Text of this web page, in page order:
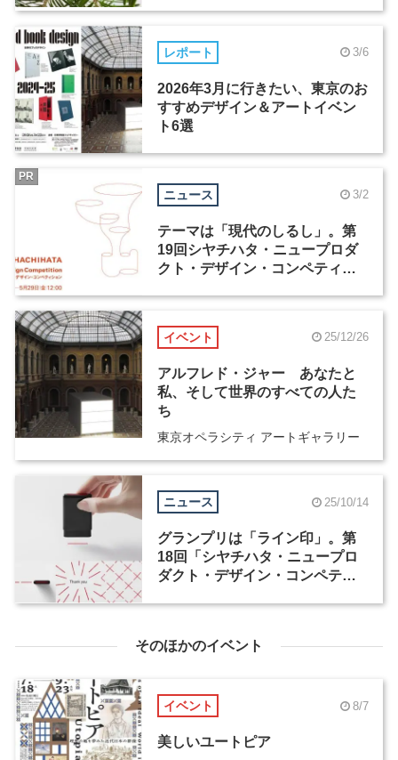
レポート 3/6
2026年3月に行きたい、東京のお
すすめデザイン＆アートイベン
ト6選
ニュース 3/2
テーマは「現代のしるし」。第
19回シヤチハタ・ニュープロダ
クト・デザイン・コンペティシ
PR
イベント 25/12/26
アルフレド・ジャー あなたと
私、そして世界のすべての人た
ち
東京オペラシティ アートギャラリー
ニュース 25/10/14
グランプリは「ライン印」。第
18回「シヤチハタ・ニュープロ
ダクト・デザイン・コンペティ
そのほかのイベント
イベント 8/7
美しいユートピア